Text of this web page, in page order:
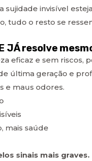
sujidade invisível
tudo o resto se
JÁ resolve
eficaz e sem riscos,
última geração e
e maus odores.
mais saúde
sinais mais graves.